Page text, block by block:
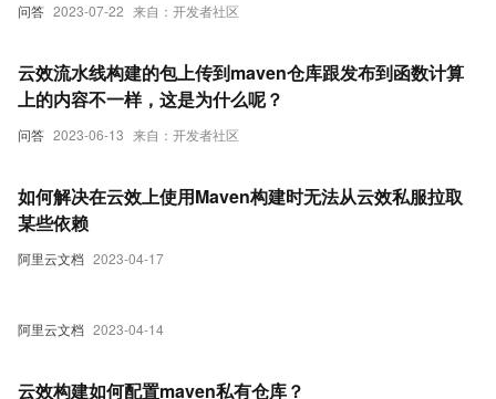
问答 2023-07-22 来自：开发者社区
问答 2023-06-13 来自：开发者社区
云效流水线构建的包上传到maven仓库跟发布到函数计算
上的内容不一样，这是为什么呢？
阿里云文档 2023-04-17
如何解决在云效上使用Maven构建时无法从云效私服拉取
某些依赖
阿里云文档 2023-04-14
云效构建如何配置maven私有仓库？